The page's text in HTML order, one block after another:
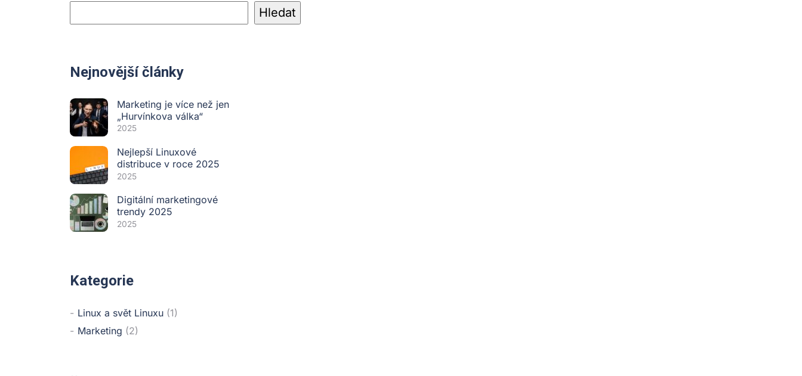
Hledat
Nejnovější články
Marketing je více než jen
„Hurvínkova válka“
2025
Nejlepší Linuxové
distribuce v roce 2025
2025
Digitální marketingové
trendy 2025
2025
Kategorie
Linux a svět Linuxu (1)
Marketing (2)